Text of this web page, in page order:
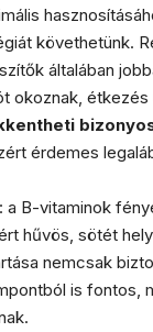
követhetünk.
általában
okoznak,
érdemes
a B-vitaminok
hűvös, sötét
nemcsak
is fontos,